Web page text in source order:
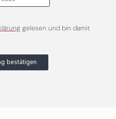
gelesen und bin damit
bestätigen